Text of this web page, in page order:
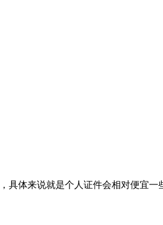
具体来说就是个人证件会相对便宜